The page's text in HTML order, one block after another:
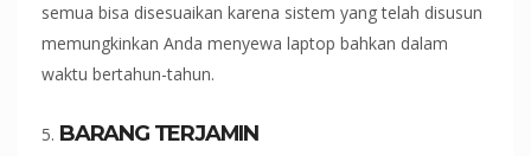
semua bisa disesuaikan karena sistem yang telah disusun
memungkinkan Anda menyewa laptop bahkan dalam
waktu bertahun-tahun.
BARANG TERJAMIN